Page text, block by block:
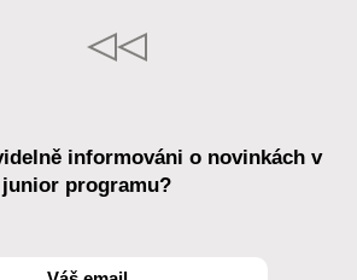
informováni o novinkách v
junior programu?